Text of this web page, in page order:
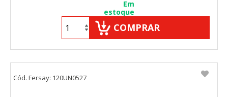
Em
estoque
COMPRAR
Cód. Fersay: 120UN0527